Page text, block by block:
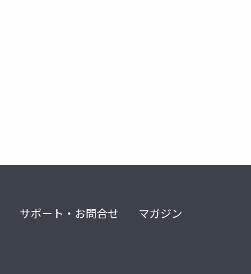
サポート・お問合せ マガジン